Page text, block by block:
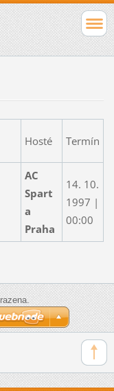
Hosté Termín
AC
Spart
a
Praha
14. 10.
1997 |
00:00